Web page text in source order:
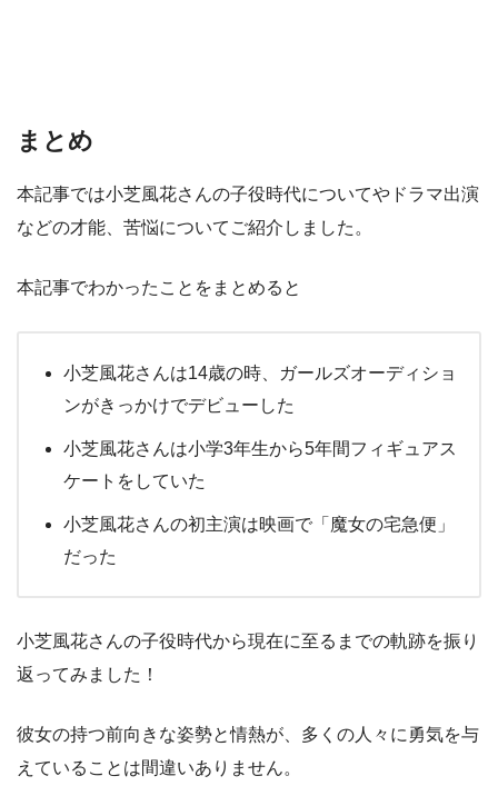
まとめ
本記事では小芝風花さんの子役時代についてやドラマ出演
などの才能、苦悩についてご紹介しました。
本記事でわかったことをまとめると
小芝風花さんは14歳の時、ガールズオーディショ
ンがきっかけでデビューした
小芝風花さんは小学3年生から5年間フィギュアス
ケートをしていた
小芝風花さんの初主演は映画で「魔女の宅急便」
だった
小芝風花さんの子役時代から現在に至るまでの軌跡を振り
返ってみました！
彼女の持つ前向きな姿勢と情熱が、多くの人々に勇気を与
えていることは間違いありません。